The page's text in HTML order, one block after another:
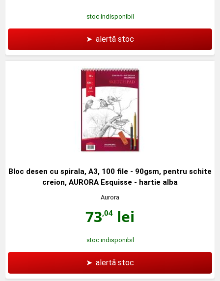
stoc indisponibil
➤ alertă stoc
Bloc desen cu spirala, A3, 100 file - 90gsm, pentru schite
creion, AURORA Esquisse - hartie alba
Aurora
73,04 lei
stoc indisponibil
➤ alertă stoc